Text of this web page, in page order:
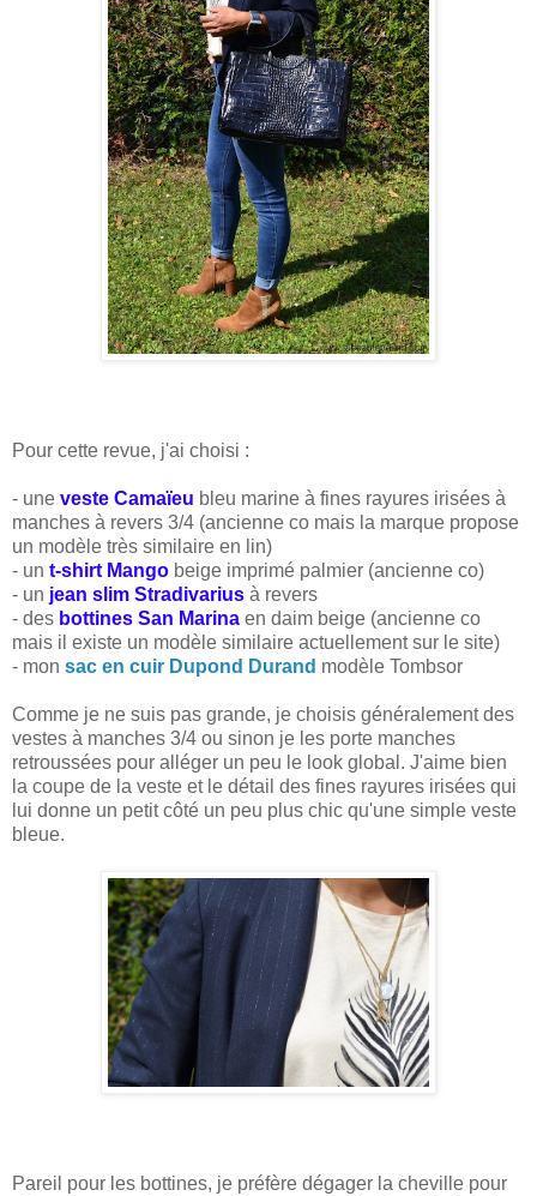
Pour cette revue, j'ai choisi :
- une veste Camaïeu bleu marine à fines rayures irisées à
manches à revers 3/4 (ancienne co mais la marque propose
un modèle très similaire en lin)
- un t-shirt Mango beige imprimé palmier (ancienne co)
- un jean slim Stradivarius à revers
- des bottines San Marina en daim beige (ancienne co
mais il existe un modèle similaire actuellement sur le site)
- mon sac en cuir Dupond Durand modèle Tombsor
Comme je ne suis pas grande, je choisis généralement des
vestes à manches 3/4 ou sinon je les porte manches
retroussées pour alléger un peu le look global. J'aime bien
la coupe de la veste et le détail des fines rayures irisées qui
lui donne un petit côté un peu plus chic qu'une simple veste
bleue.
Pareil pour les bottines, je préfère dégager la cheville pour